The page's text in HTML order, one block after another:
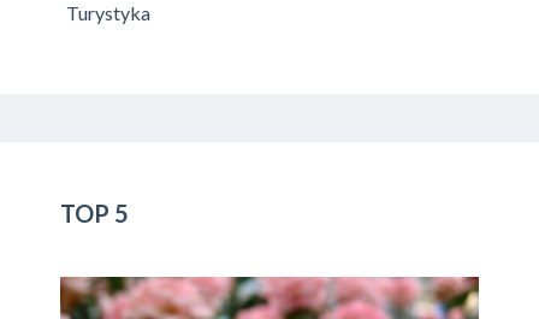
Turystyka
TOP 5